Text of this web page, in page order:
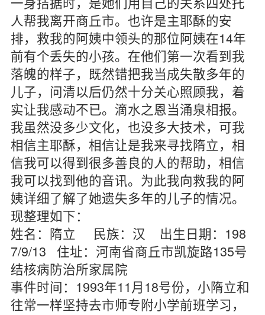
人帮我离开商丘市。也许是主耶酥的安
排，救我的阿姨中领头的那位阿姨在14年
前有个丢失的小孩。在他们第一次看到我
落魄的样子，既然错把我当成失散多年的
儿子，问清以后仍然十分关心照顾我，着
实让我感动不已。滴水之恩当涌泉相报。
我虽然没多少文化，也没多大技术，可我
相信主耶酥，相信让是我来寻找隋立，相
信我可以得到很多善良的人的帮助，相信
我可以找到他的音讯。为此我向救我的阿
姨详细了解了她遗失多年的儿子的情况。
现整理如下：
姓名：隋立 民族：汉 出生日期：198
7/9/13 住址：河南省商丘市凯旋路135号
结核病防治所家属院
事件时间：1993年11月18号份，小隋立和
往常一样坚持去市师专附小学前班学习，